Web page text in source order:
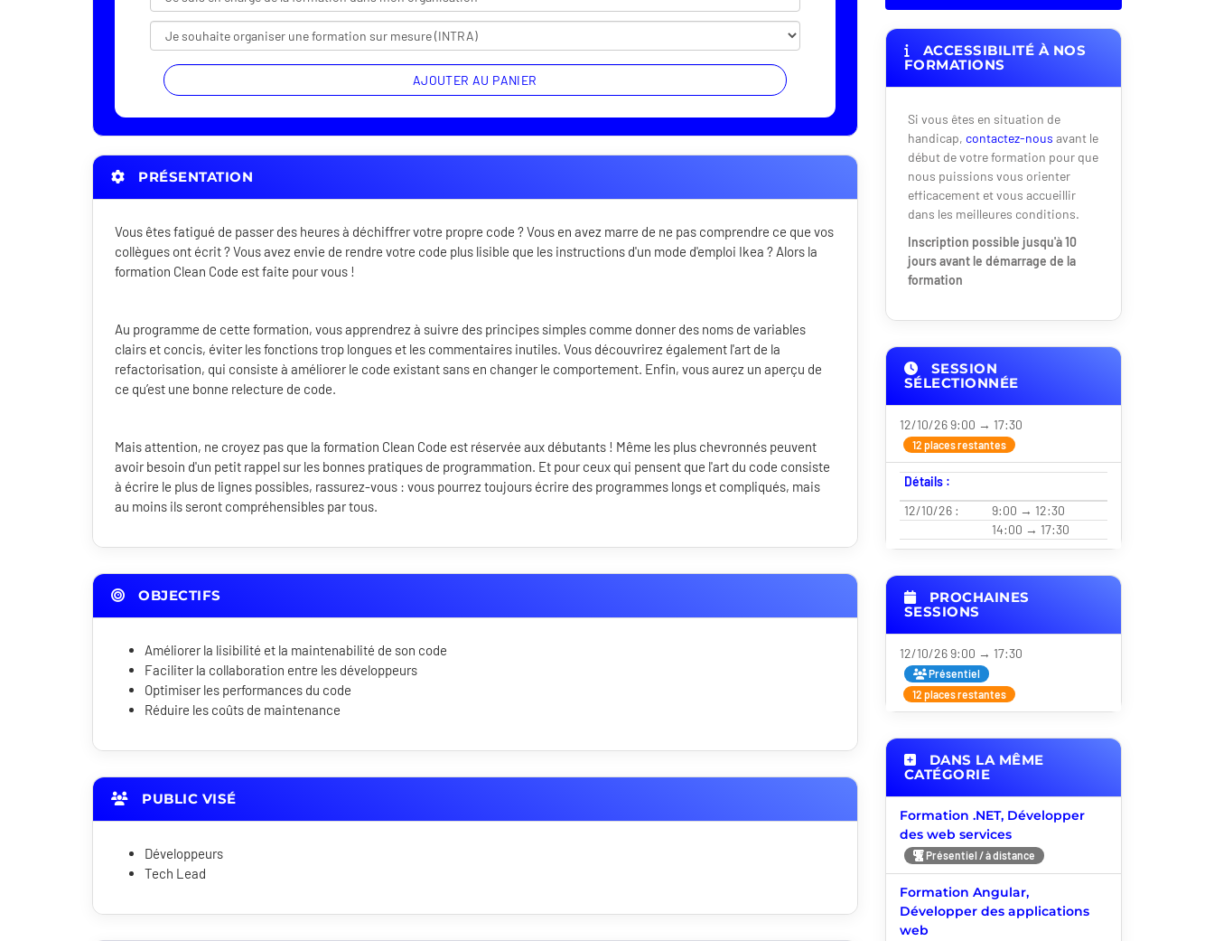
AJOUTER AU PANIER
PRÉSENTATION
Vous êtes fatigué de passer des heures à déchiffrer votre propre code ? Vous en avez marre de ne pas comprendre ce que vos
collègues ont écrit ? Vous avez envie de rendre votre code plus lisible que les instructions d'un mode d'emploi Ikea ? Alors la
formation Clean Code est faite pour vous !
Au programme de cette formation, vous apprendrez à suivre des principes simples comme donner des noms de variables
clairs et concis, éviter les fonctions trop longues et les commentaires inutiles. Vous découvrirez également l'art de la
refactorisation, qui consiste à améliorer le code existant sans en changer le comportement. Enfin, vous aurez un aperçu de
ce qu’est une bonne relecture de code.
Mais attention, ne croyez pas que la formation Clean Code est réservée aux débutants ! Même les plus chevronnés peuvent
avoir besoin d'un petit rappel sur les bonnes pratiques de programmation. Et pour ceux qui pensent que l'art du code consiste
à écrire le plus de lignes possibles, rassurez-vous : vous pourrez toujours écrire des programmes longs et compliqués, mais
au moins ils seront compréhensibles par tous.
OBJECTIFS
Améliorer la lisibilité et la maintenabilité de son code
Faciliter la collaboration entre les développeurs
Optimiser les performances du code
Réduire les coûts de maintenance
PUBLIC VISÉ
Développeurs
Tech Lead
ACCESSIBILITÉ À NOS
FORMATIONS
Si vous êtes en situation de
handicap, contactez-nous avant le
début de votre formation pour que
nous puissions vous orienter
efficacement et vous accueillir
dans les meilleures conditions.
Inscription possible jusqu'à 10
jours avant le démarrage de la
formation
SESSION
SÉLECTIONNÉE
12/10/26 9:00 → 17:30
12 places restantes
Détails :
12/10/26 :
9:00 → 12:30
14:00 → 17:30
PROCHAINES
SESSIONS
12/10/26 9:00 → 17:30
Présentiel
12 places restantes
DANS LA MÊME
CATÉGORIE
Formation .NET, Développer
des web services
Présentiel / à distance
Formation Angular,
Développer des applications
web